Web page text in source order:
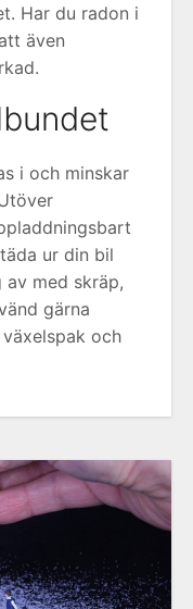
Har du radon i
även
i och minskar
ur din bil
av med skräp,
gärna
och